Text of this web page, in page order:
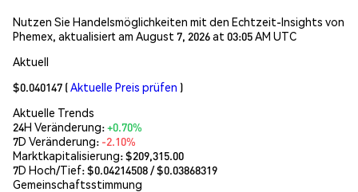
Nutzen Sie Handelsmöglichkeiten mit den Echtzeit-Insights von
Phemex, aktualisiert am August 7, 2026 at 03:05 AM UTC
Aktuell
$0.040147 (Aktuelle Preis prüfen )
Aktuelle Trends
24H Veränderung:+0.70%
7D Veränderung: -2.10%
Marktkapitalisierung:$209,315.00
7D Hoch/Tief: $0.04214508/ $0.03868319
Gemeinschaftsstimmung